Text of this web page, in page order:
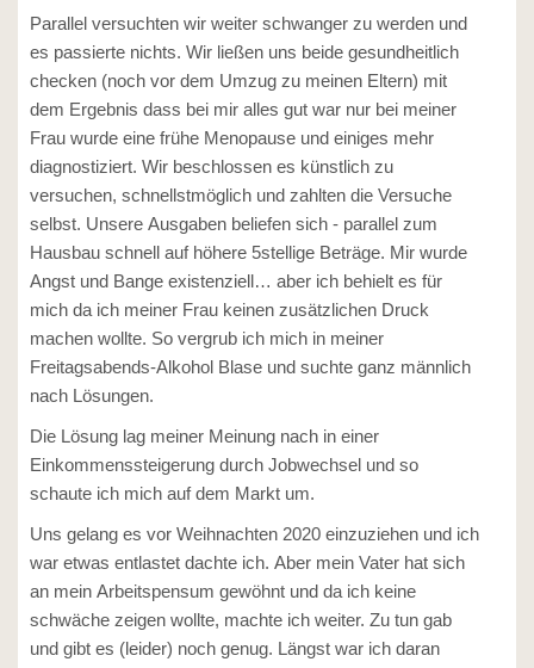
Parallel versuchten wir weiter schwanger zu werden und
es passierte nichts. Wir ließen uns beide gesundheitlich
checken (noch vor dem Umzug zu meinen Eltern) mit
dem Ergebnis dass bei mir alles gut war nur bei meiner
Frau wurde eine frühe Menopause und einiges mehr
diagnostiziert. Wir beschlossen es künstlich zu
versuchen, schnellstmöglich und zahlten die Versuche
selbst. Unsere Ausgaben beliefen sich - parallel zum
Hausbau schnell auf höhere 5stellige Beträge. Mir wurde
Angst und Bange existenziell… aber ich behielt es für
mich da ich meiner Frau keinen zusätzlichen Druck
machen wollte. So vergrub ich mich in meiner
Freitagsabends-Alkohol Blase und suchte ganz männlich
nach Lösungen.
Die Lösung lag meiner Meinung nach in einer
Einkommenssteigerung durch Jobwechsel und so
schaute ich mich auf dem Markt um.
Uns gelang es vor Weihnachten 2020 einzuziehen und ich
war etwas entlastet dachte ich. Aber mein Vater hat sich
an mein Arbeitspensum gewöhnt und da ich keine
schwäche zeigen wollte, machte ich weiter. Zu tun gab
und gibt es (leider) noch genug. Längst war ich daran